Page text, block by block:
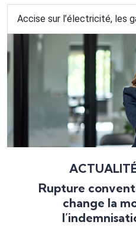
Accise sur l’électricité, les
Rupture
change la